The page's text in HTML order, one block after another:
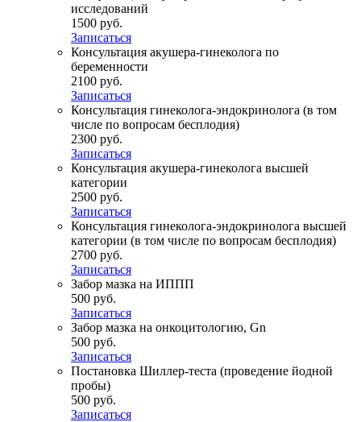
исследований
1500 руб.
Записаться
Консультация акушера-гинеколога по
беременности
2100 руб.
Записаться
Консультация гинеколога-эндокринолога (в том
числе по вопросам бесплодия)
2300 руб.
Записаться
Консультация акушера-гинеколога высшей
категории
2500 руб.
Записаться
Консультация гинеколога-эндокринолога высшей
категории (в том числе по вопросам бесплодия)
2700 руб.
Записаться
Забор мазка на ИППП
500 руб.
Записаться
Забор мазка на онкоцитологию, Gn
500 руб.
Записаться
Постановка Шиллер-теста (проведение йодной
пробы)
500 руб.
Записаться